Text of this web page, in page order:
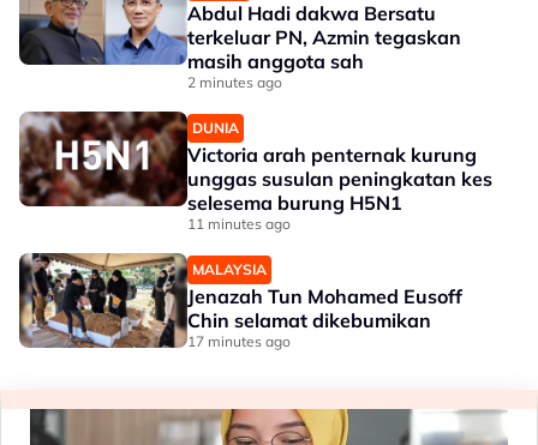
Abdul Hadi dakwa Bersatu
terkeluar PN, Azmin tegaskan
masih anggota sah
2 minutes ago
DUNIA
Victoria arah penternak kurung
unggas susulan peningkatan kes
selesema burung H5N1
11 minutes ago
MALAYSIA
Jenazah Tun Mohamed Eusoff
Chin selamat dikebumikan
17 minutes ago